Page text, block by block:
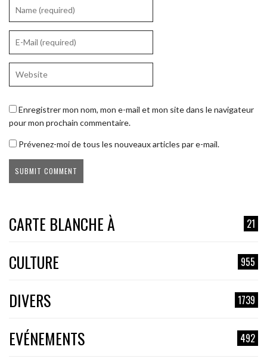
Enregistrer mon nom, mon e-mail et mon site dans le navigateur
pour mon prochain commentaire.
Prévenez-moi de tous les nouveaux articles par e-mail.
CARTE BLANCHE À 21
CULTURE 955
DIVERS 1739
EVÉNEMENTS 492